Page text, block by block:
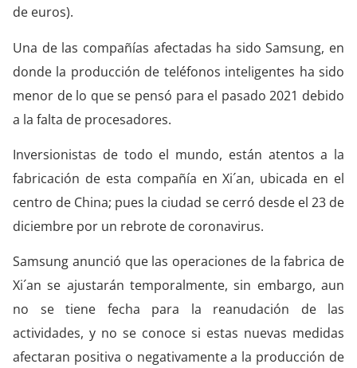
de euros).
Una de las compañías afectadas ha sido Samsung, en
donde la producción de teléfonos inteligentes ha sido
menor de lo que se pensó para el pasado 2021 debido
a la falta de procesadores.
Inversionistas de todo el mundo, están atentos a la
fabricación de esta compañía en Xi´an, ubicada en el
centro de China; pues la ciudad se cerró desde el 23 de
diciembre por un rebrote de coronavirus.
Samsung anunció que las operaciones de la fabrica de
Xi´an se ajustarán temporalmente, sin embargo, aun
no se tiene fecha para la reanudación de las
actividades, y no se conoce si estas nuevas medidas
afectaran positiva o negativamente a la producción de